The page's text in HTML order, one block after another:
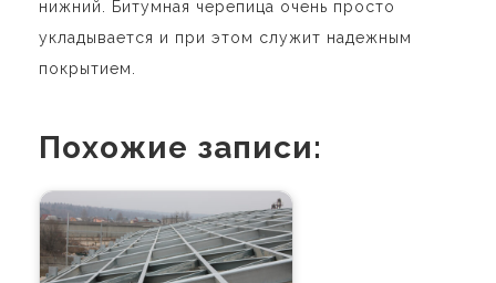
нижний. Битумная черепица очень просто
укладывается и при этом служит надежным
покрытием.
Похожие записи: